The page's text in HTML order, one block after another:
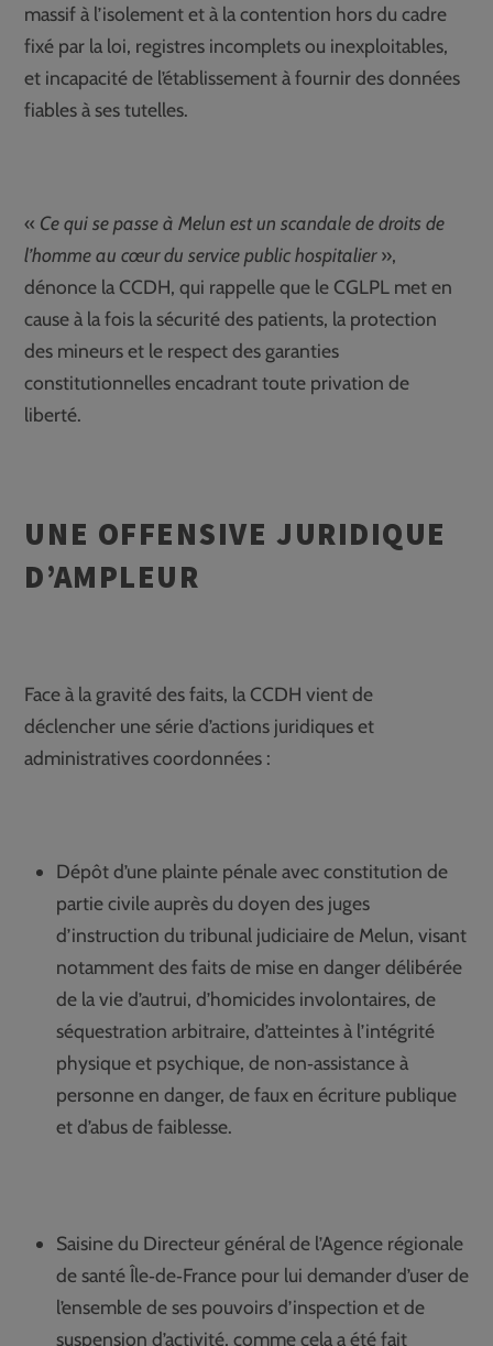
massif à l’isolement et à la contention hors du cadre
fixé par la loi, registres incomplets ou inexploitables,
et incapacité de l’établissement à fournir des données
fiables à ses tutelles.
« Ce qui se passe à Melun est un scandale de droits de
l’homme au cœur du service public hospitalier»,
dénonce la CCDH, qui rappelle que le CGLPL met en
cause à la fois la sécurité des patients, la protection
des mineurs et le respect des garanties
constitutionnelles encadrant toute privation de
liberté.
UNE OFFENSIVE JURIDIQUE
D’AMPLEUR
Face à la gravité des faits, la CCDH vient de
déclencher une série d’actions juridiques et
administratives coordonnées :
Dépôt d’une plainte pénale avec constitution de
partie civile auprès du doyen des juges
d’instruction du tribunal judiciaire de Melun, visant
notamment des faits de mise en danger délibérée
de la vie d’autrui, d’homicides involontaires, de
séquestration arbitraire, d’atteintes à l’intégrité
physique et psychique, de non‑assistance à
personne en danger, de faux en écriture publique
et d’abus de faiblesse.
Saisine du Directeur général de l’Agence régionale
de santé Île‑de‑France pour lui demander d’user de
l’ensemble de ses pouvoirs d’inspection et de
suspension d’activité, comme cela a été fait